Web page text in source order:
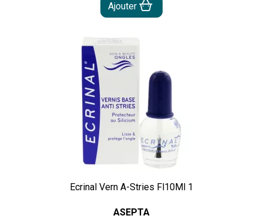
Ajouter
Ecrinal Vern A-Stries Fl10Ml 1
ASEPTA